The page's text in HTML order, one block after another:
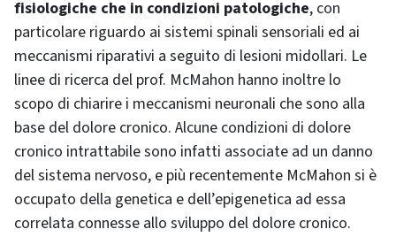
fisiologiche che in condizioni patologiche, con
particolare riguardo ai sistemi spinali sensoriali ed ai
meccanismi riparativi a seguito di lesioni midollari. Le
linee di ricerca del prof. McMahon hanno inoltre lo
scopo di chiarire i meccanismi neuronali che sono alla
base del dolore cronico. Alcune condizioni di dolore
cronico intrattabile sono infatti associate ad un danno
del sistema nervoso, e più recentemente McMahon si è
occupato della genetica e dell’epigenetica ad essa
correlata connesse allo sviluppo del dolore cronico.